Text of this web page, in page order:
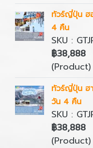
ทัวร์ญี่ปุ่น ฮ
4 คืน
SKU :
฿38,888
(Product)
ทัวร์ญี่ปุ่น ฮา
วัน 4 คืน
SKU :
฿38,888
(Product)